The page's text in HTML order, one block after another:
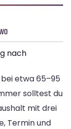
nach
etwa 65–95
solltest du
mit drei
Termin und